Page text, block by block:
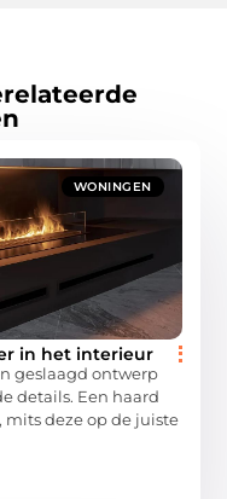
WONINGEN
in het interieur
geslaagd ontwerp
details. Een haard
mits deze op de juiste